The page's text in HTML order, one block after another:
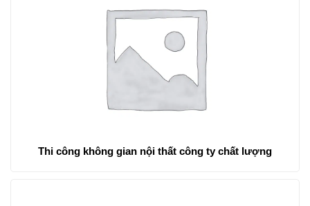
Thi công không gian nội thất công ty chất lượng